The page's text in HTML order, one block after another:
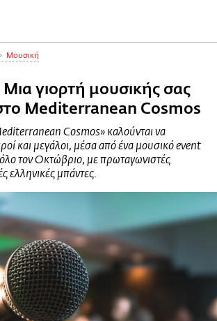
Μουσική
Μια γιορτή μουσικής σας
Mediterranean Cosmos
Cosmos» καλούνται να
και μεγάλοι, μέσα από ένα μουσικό event
τον Οκτώβριο, με πρωταγωνιστές
ελληνικές μπάντες.